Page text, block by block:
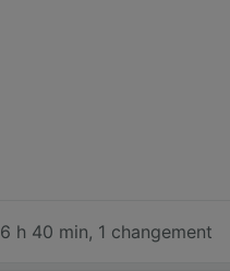
6 h 40 min, 1 changement